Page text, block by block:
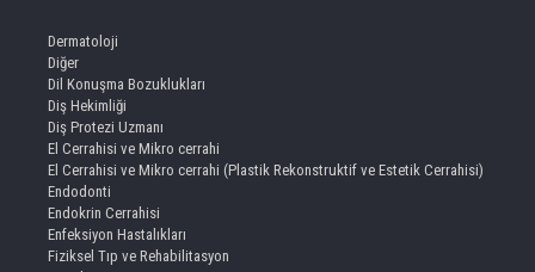
Dermatoloji
Diğer
Dil Konuşma Bozuklukları
Diş Hekimliği
Diş Protezi Uzmanı
El Cerrahisi ve Mikro cerrahi
El Cerrahisi ve Mikro cerrahi (Plastik Rekonstruktif ve Estetik Cerrahisi)
Endodonti
Endokrin Cerrahisi
Enfeksiyon Hastalıkları
Fiziksel Tıp ve Rehabilitasyon